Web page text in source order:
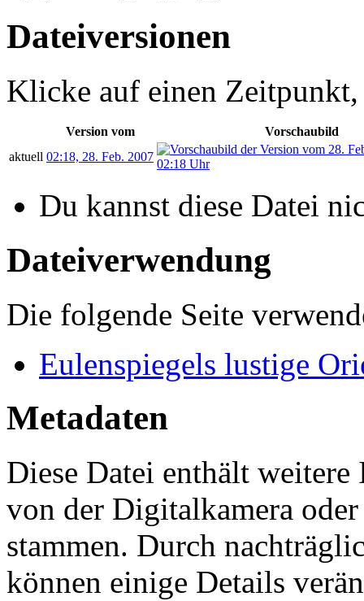
Dateiversionen
Klicke auf einen Zeitpunkt,
Version vom
Vorschaubild
aktuell 02:18, 28. Feb. 2007
Du kannst diese Datei
Dateiverwendung
Die folgende Seite
Eulenspiegels lustige
Metadaten
Diese Datei enthält
von der Digitalkamera
stammen. Durch
können einige Details